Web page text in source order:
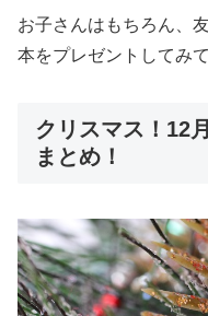
お子さんはもちろん、
本をプレゼントしてみ
クリスマス！12
まとめ！